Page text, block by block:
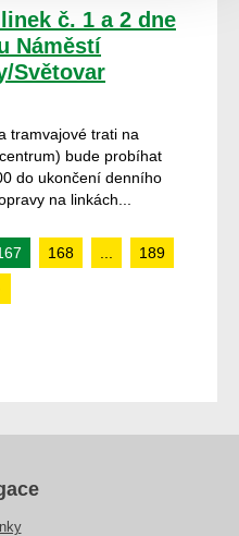
č. 1 a 2 dne
Náměstí
Světovar
tramvajové trati na
bude probíhat
do ukončení denního
na linkách...
168 189